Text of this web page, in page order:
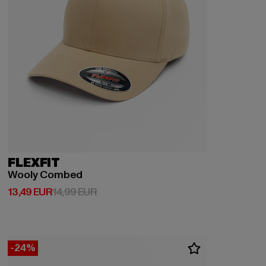
FLEXFIT
Wooly Combed
13,49 EUR
Derzeitiger Preis: 13,49 EUR
14,99 EURAktionspreis: 14,99 EUR
-24%